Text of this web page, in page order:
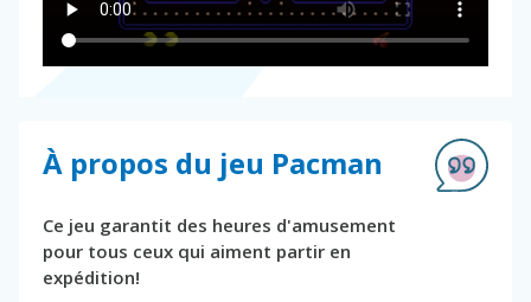
À propos du jeu Pacman
Ce jeu garantit des heures d'amusement
pour tous ceux qui aiment partir en
expédition!